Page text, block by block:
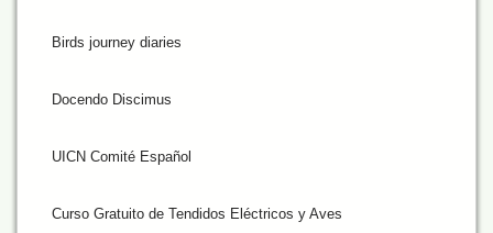
Birds journey diaries
Docendo Discimus
UICN Comité Español
Curso Gratuito de Tendidos Eléctricos y Aves